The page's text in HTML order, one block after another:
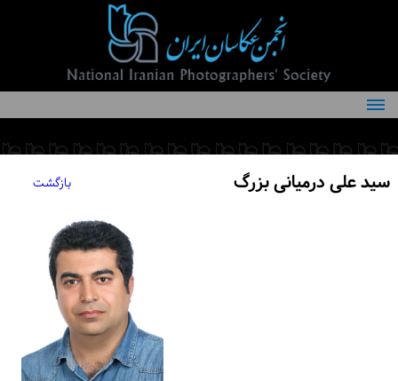
درباره انجمن
کمیته‌های انجمن
اعضاء انجمن
سید علی درمیانی بزرگ بازگشت